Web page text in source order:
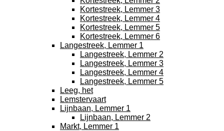
Kortestreek, Lemmer 3
Kortestreek, Lemmer 4
Kortestreek, Lemmer 5
Kortestreek, Lemmer 6
Langestreek, Lemmer 1
Langestreek, Lemmer 2
Langestreek, Lemmer 3
Langestreek, Lemmer 4
Langestreek, Lemmer 5
Leeg, het
Lemstervaart
Lijnbaan, Lemmer 1
Lijnbaan, Lemmer 2
Markt, Lemmer 1